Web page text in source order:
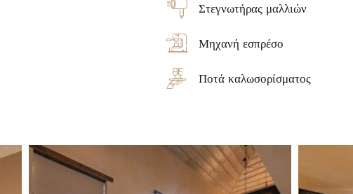
Στεγνωτήρας μαλλιών
Μηχανή εσπρέσο
Ποτά καλωσορίσματος